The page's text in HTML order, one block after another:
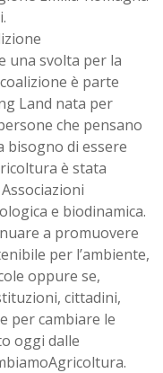
una svolta per la
è parte
Land nata per
che pensano
bisogno di essere
è stata
e biodinamica.
a promuovere
per l’ambiente,
oppure se,
cittadini,
per cambiare le
oggi dalle